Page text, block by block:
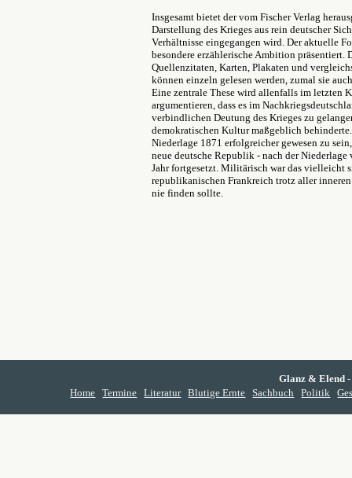
Insgesamt bietet der vom Fischer Verlag
Darstellung des Krieges aus rein deutscher
Verhältnisse eingegangen wird. Der aktuelle
besondere erzählerische Ambition
Quellenzitaten, Karten, Plakaten und
können einzeln gelesen werden, zumal sie
Eine zentrale These wird allenfalls im letzten
argumentieren, dass es im
verbindlichen Deutung des Krieges zu
demokratischen Kultur maßgeblich
Niederlage 1871 erfolgreicher gewesen zu
neue deutsche Republik - nach der
Jahr fortgesetzt. Militärisch war das vielleicht
republikanischen Frankreich trotz aller
nie finden sollte.
Glanz & Elend
Home
Termine Literatur Blutige Ernte Sachbuch Politik